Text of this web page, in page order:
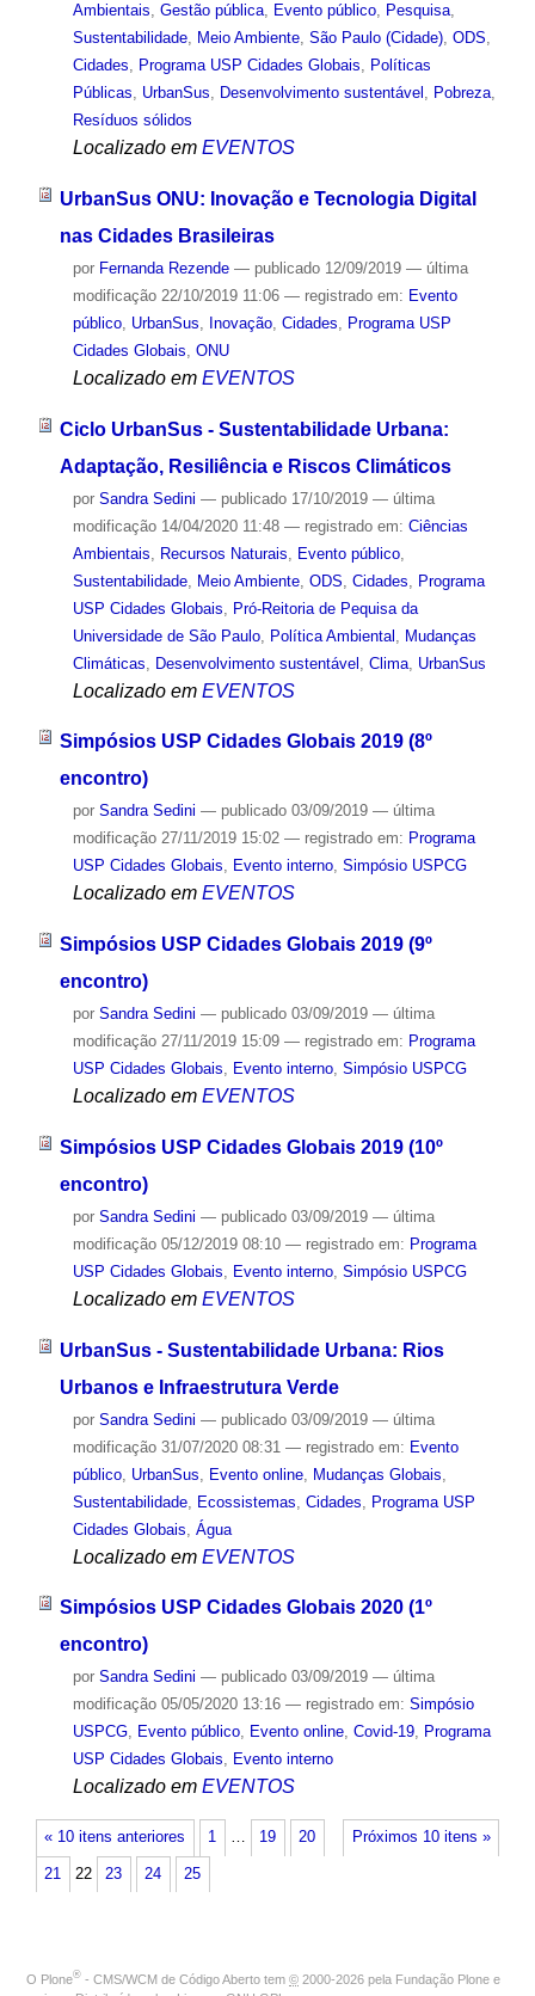
Ambientais, Gestão pública, Evento público, Pesquisa,
Sustentabilidade, Meio Ambiente, São Paulo (Cidade), ODS,
Cidades, Programa USP Cidades Globais, Políticas
Públicas, UrbanSus, Desenvolvimento sustentável , Pobreza,
Resíduos sólidos
Localizado em EVENTOS
UrbanSus ONU: Inovação e Tecnologia Digital
nas Cidades Brasileiras
por Fernanda Rezende — publicado12/09/2019 — última
modificação22/10/2019 11:06 — registrado em: Evento
público, UrbanSus, Inovação, Cidades, Programa USP
Cidades Globais, ONU
Localizado em EVENTOS
Ciclo UrbanSus - Sustentabilidade Urbana:
Adaptação, Resiliência e Riscos Climáticos
por Sandra Sedini — publicado17/10/2019 — última
modificação14/04/2020 11:48 — registrado em: Ciências
Ambientais
Recursos Naturais Evento público,
Sustentabilidade, Meio Ambiente, ODS Cidades
Programa
USP Cidades Globais
Pró-Reitoria de Pequisa da
Universidade de São Paulo, Política Ambiental
Mudanças
Climáticas
Desenvolvimento sustentável Clima, UrbanSus
Localizado em EVENTOS
Simpósios USP Cidades Globais 2019 (8º
encontro)
por Sandra Sedini — publicado03/09/2019 — última
modificação27/11/2019 15:02 — registrado em: Programa
USP Cidades Globais, Evento interno, Simpósio USPCG
Localizado em EVENTOS
Simpósios USP Cidades Globais 2019 (9º
encontro)
por Sandra Sedini — publicado03/09/2019 — última
modificação27/11/2019 15:09 — registrado em: Programa
USP Cidades Globais, Evento interno, Simpósio USPCG
Localizado em EVENTOS
Simpósios USP Cidades Globais 2019 (10º
encontro)
por Sandra Sedini — publicado03/09/2019 — última
modificação05/12/2019 08:10 — registrado em: Programa
USP Cidades Globais
Evento interno, Simpósio USPCG
Localizado em EVENTOS
UrbanSus - Sustentabilidade Urbana: Rios
Urbanos e Infraestrutura Verde
por Sandra Sedini — publicado03/09/2019 — última
modificação31/07/2020 08:31 — registrado em: Evento
público, UrbanSus Evento online, Mudanças Globais
Sustentabilidade, Ecossistemas Cidades
Programa USP
Cidades Globais Água
Localizado em EVENTOS
Simpósios USP Cidades Globais 2020 (1º
encontro)
por Sandra Sedini — publicado03/09/2019 — última
modificação05/05/2020 13:16 — registrado em: Simpósio
USPCG, Evento público, Evento online, Covid-19, Programa
USP Cidades Globais, Evento interno
Localizado em EVENTOS
« 10 itens anteriores Próximos 10 itens »
1 … 19 20
21 22 23 24 25
O Plone® - CMS/WCM de Código Aberto tem © 2000-2026 pela Fundação Plone e